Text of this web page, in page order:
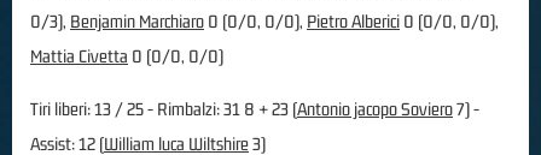
0/3), Benjamin Marchiaro 0 (0/0, 0/0), Pietro Alberici 0 (0/0, 0/0),
Mattia Civetta 0 (0/0, 0/0)
Tiri liberi: 13 / 25 - Rimbalzi: 31 8 + 23 (Antonio jacopo Soviero7) -
Assist: 12 (William luca Wiltshire3)